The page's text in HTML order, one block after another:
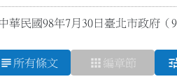
中華民國98年7月30日臺北市政府
subject 所有條文 apps 編章節